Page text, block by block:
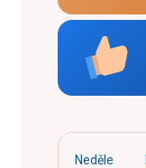
Neděle